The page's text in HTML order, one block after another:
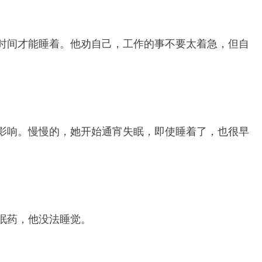
才能睡着。他劝自己，工作的事不要太着急，但自
。慢慢的，她开始通宵失眠，即使睡着了，也很早
，他没法睡觉。